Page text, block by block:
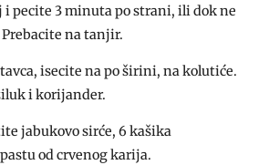
pecite 3 minuta po strani, ili dok ne
na tanjir.
isecite na po širini, na kolutiće.
i korijander.
jabukovo sirće, 6 kašika
od crvenog karija.